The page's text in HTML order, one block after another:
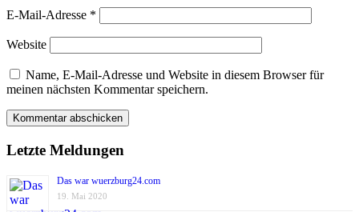
E-Mail-Adresse *
Website
Name, E-Mail-Adresse und Website in diesem Browser für
meinen nächsten Kommentar speichern.
Letzte Meldungen
Das war wuerzburg24.com
19. Mai 2020